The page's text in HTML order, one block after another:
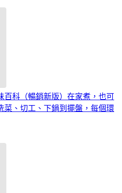
百科（暢銷新版）在家煮，也可
菜、切工、下鍋到擺盤，每個環